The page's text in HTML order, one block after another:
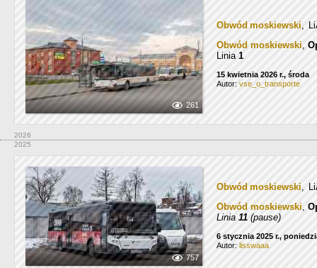
261
Obwód moskiewski,
Obwód moskiewski,
Linia 1
15 kwietnia 2026 r., środa
Autor: vse_o_transporte
2026
2025
757
Obwód moskiewski,
Obwód moskiewski,
Linia 11 (pause)
6 stycznia 2025 r.,
Autor: lisswaaa